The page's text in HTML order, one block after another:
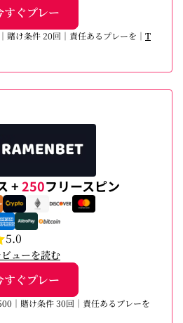
すぐプレー
賭け条件 20回｜責任あるプレーを｜ T
+250フリースピン
5.0
ビューを読む
すぐプレー
｜賭け条件 30回｜責任あるプレーを